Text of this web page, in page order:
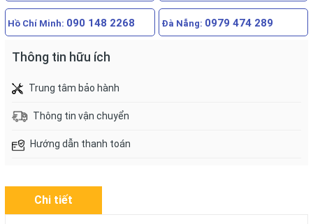
Hồ Chí Minh: 090 148 2268 Đà Nẵng: 0979 474 289
Thông tin hữu ích
Trung tâm bảo hành
Thông tin vận chuyển
Hướng dẫn thanh toán
Chi tiết